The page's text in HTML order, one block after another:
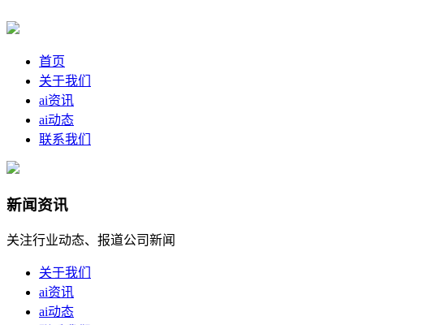
首页
关于我们
ai资讯
ai动态
联系我们
新闻资讯
关注行业动态、报道公司新闻
关于我们
ai资讯
ai动态